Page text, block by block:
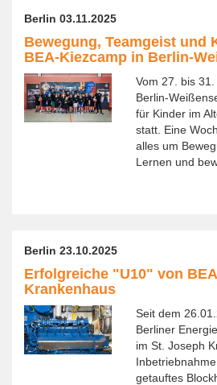
Berlin 03.11.2025
Bewegung, Teamgeist und
BEA-Kiezcamp in Berlin-
Vom 27. bis
Berlin-
für Kinder im
statt. Eine
alles um
Lernen und
Berlin 23.10.2025
Erfolgreiche "U10" von
Krankenhaus
Seit dem
Berliner
im St. Joseph
Inbetriebnahme
getauftes